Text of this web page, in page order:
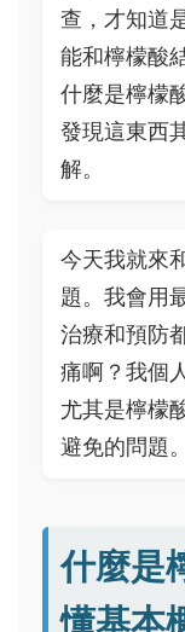
查，才知道
能和檸檬酸
什麼是檸檬
發現這東西
解。
今天我就來
題。我會用
治療和預防
痛啊？我個
尤其是檸檬
避免的問題。
什麼是
懂基本